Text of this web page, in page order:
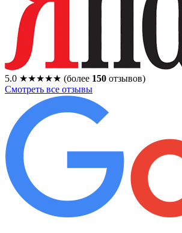
5.0 ★★★★★ (более 150 отзывов)
Смотреть все отзывы